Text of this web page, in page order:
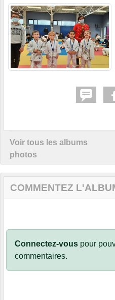
Voir tous les albums
photos
COMMENTEZ
Connectez-vous pour
commentaires.